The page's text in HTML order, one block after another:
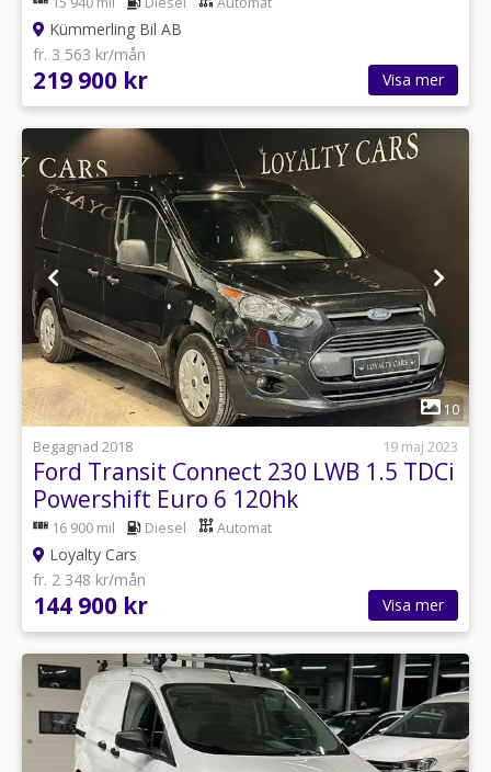
Kümmerling Bil AB
fr. 3 563 kr/mån
219 900 kr Visa mer
1
10
Begagnad 2018
19 maj 2023
Ford Transit Connect 230 LWB 1.5 TDCi
Powershift Euro 6 120hk
16 900 mil Diesel Automat
Loyalty Cars
fr. 2 348 kr/mån
144 900 kr Visa mer